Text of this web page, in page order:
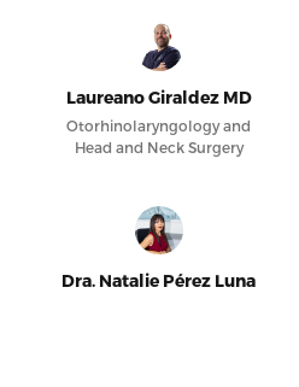
Laureano Giraldez MD
Otorhinolaryngology and
Head and Neck Surgery
Dra. Natalie Pérez Luna